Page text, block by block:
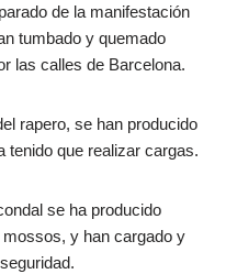
de la manifestación
tumbado y quemado
las calles de Barcelona.
rapero, se han producido
tenido que realizar cargas.
se ha producido
y han cargado y